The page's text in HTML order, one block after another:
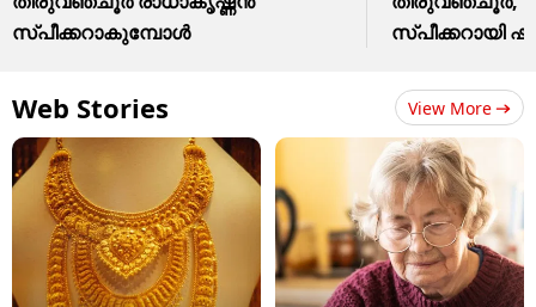
സ്പീക്കറാകുമ്പോൾ
സ്പീക്കറായി
Web Stories View More